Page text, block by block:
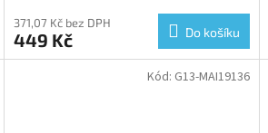
371,07 Kč bez DPH
449 Kč Do košíku
Kód: G13-MAI19136